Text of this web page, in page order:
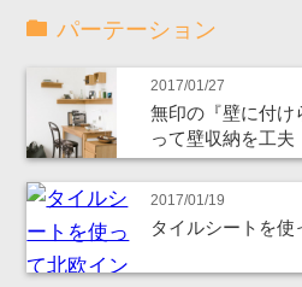
パーテーション
2017/01/27
無印の『壁に付け
って壁収納を工夫
2017/01/19
タイルシートを使